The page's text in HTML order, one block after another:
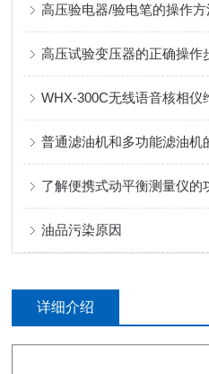
高压验电器/验电笔的操作方
高压试验变压器的正确操作
WHX-300C无线语音核相仪
普通滤油机和多功能滤油机
了解便携式动平衡测量仪的
油品污染原因
详细介绍